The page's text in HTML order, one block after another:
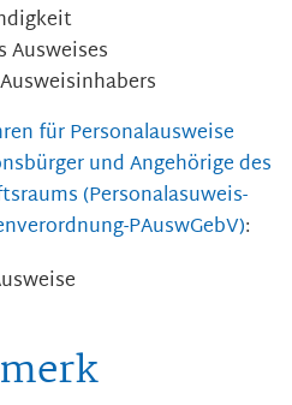
Ausweises
für Personalausweise
und Angehörige des
(Personalasuweis-
PAuswGebV):